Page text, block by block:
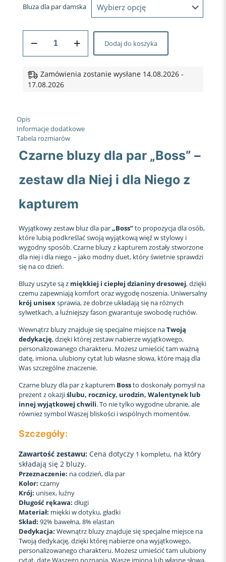
Bluza dla par damska
BLUZY
KAPTUREM
Dodaj do koszyka
Zamówienia zostanie wysłane 14.08.2026 -
17.08.2026
Opis
Informacje dodatkowe
Tabela rozmiarów
Czarne bluzy dla par „Boss” –
zestaw dla Niej i dla Niego z
kapturem
Wyjątkowy zestaw bluz dla par„Boss”to propozycja dla osób,
które lubią podkreślać swoją wyjątkową więź w stylowy i
wygodny sposób. Czarne bluzy z kapturem zostały stworzone
dla niej i dla niego – jako modny duet, który świetnie sprawdzi
się na co dzień.
Bluzy uszyte są z miękkiej i ciepłej dzianiny dresowej, dzięki
czemu zapewniają komfort oraz wygodę noszenia. Uniwersalny
krój unisexsprawia, że dobrze układają się na różnych
sylwetkach, a luźniejszy fason gwarantuje swobodę ruchów.
Wewnątrz bluzy znajduje się specjalne miejsce naTwoją
dedykację, dzięki której zestaw nabierze wyjątkowego,
personalizowanego charakteru. Możesz umieścić tam ważną
datę, imiona, ulubiony cytat lub własne słowa, które mają dla
Was szczególne znaczenie.
Czarne bluzy dla par z kapturem Bossto doskonały pomysł na
prezent z okazjiślubu, rocznicy, urodzin, Walentynek lub
innej wyjątkowej chwili. To nie tylko wygodne ubranie, ale
również symbol Waszej bliskości i wspólnych momentów.
Szczegóły:
Zawartość zestawu: Cena dotyczy 1 kompletu, na który
składają się 2 bluzy.
Przeznaczenie: na codzień, dla par
Kolor: czarny
Krój: unisex, luźny
Długość rękawa: długi
Materiał: miękki w dotyku, gładki
Skład: 92% bawełna, 8% elastan
Dedykacja: Wewnątrz bluzy znajduje się specjalne miejsce na
Twoją dedykację, dzięki której nabierze ona wyjątkowego,
personalizowanego charakteru. Możesz umieścić tam ulubiony
cytat, datę Waszego poznania, Wasze imiona lub własne słowa,